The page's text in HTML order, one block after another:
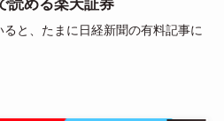
読める楽天証券
と、たまに日経新聞の有料記事に